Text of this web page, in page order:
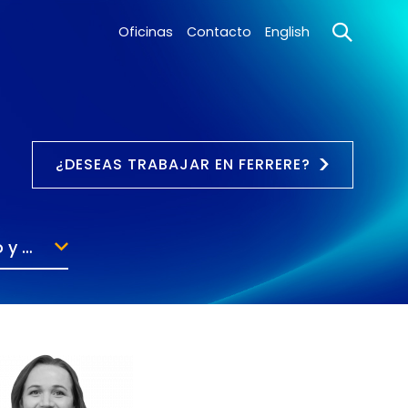
Oficinas Contacto English
¿DESEAS TRABAJAR EN FERRERE?
Derecho Administrativo y Regulatorio